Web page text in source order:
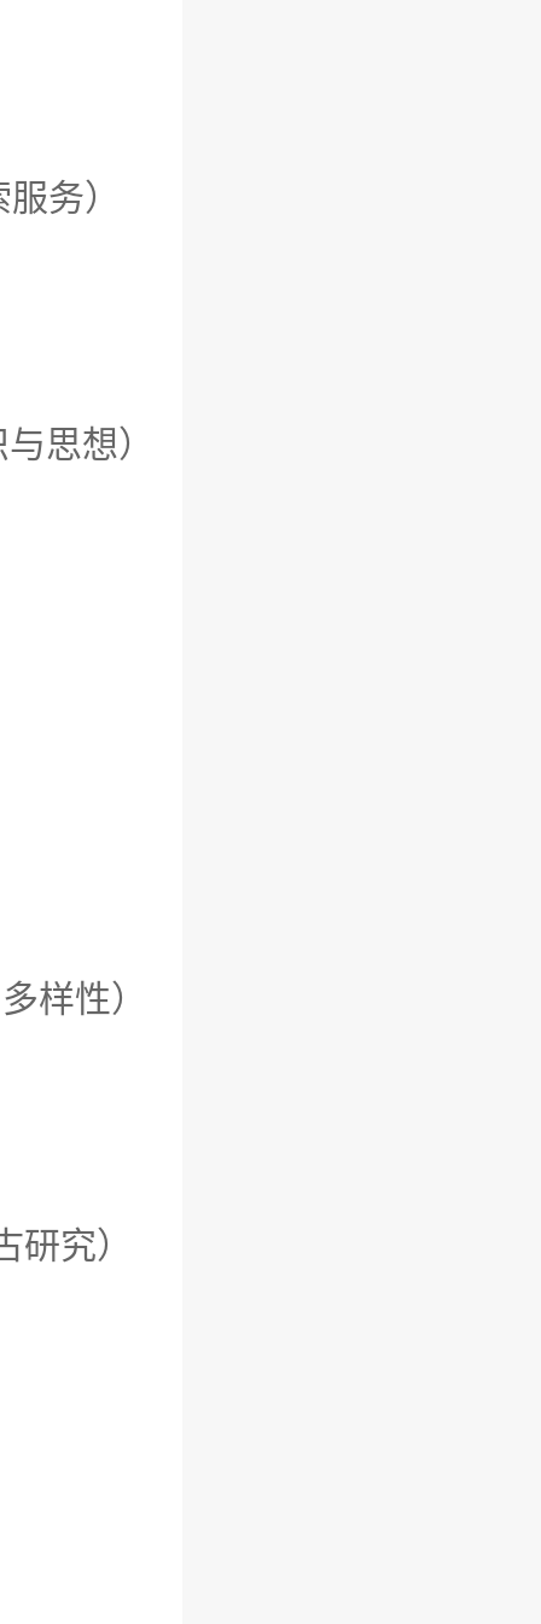
务）
思想）
样性）
研究）